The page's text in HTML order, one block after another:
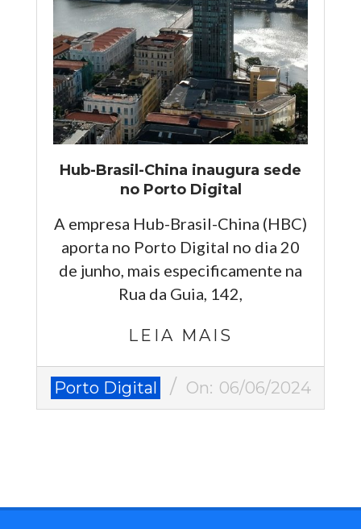
Hub-Brasil-China inaugura sede
no Porto Digital
A empresa Hub-Brasil-China (HBC)
aporta no Porto Digital no dia 20
de junho, mais especificamente na
Rua da Guia, 142,
LEIA MAIS
2024-
06-
Porto Digital On: 06/06/2024